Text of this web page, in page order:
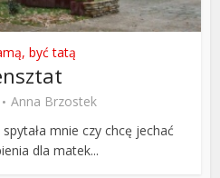
być tatą
Anna Brzostek
mnie czy chcę jechać
dla matek...